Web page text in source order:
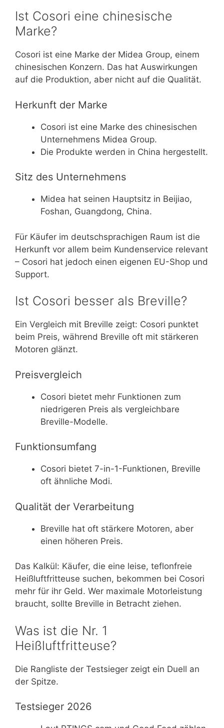
Ist Cosori eine chinesische
Marke?
Cosori ist eine Marke der Midea Group, einem
chinesischen Konzern. Das hat Auswirkungen
auf die Produktion, aber nicht auf die Qualität.
Herkunft der Marke
Cosori ist eine Marke des chinesischen
Unternehmens Midea Group.
Die Produkte werden in China hergestellt.
Sitz des Unternehmens
Midea hat seinen Hauptsitz in Beijiao,
Foshan, Guangdong, China.
Für Käufer im deutschsprachigen Raum ist die
Herkunft vor allem beim Kundenservice relevant
– Cosori hat jedoch einen eigenen EU-Shop und
Support.
Ist Cosori besser als Breville?
Ein Vergleich mit Breville zeigt: Cosori punktet
beim Preis, während Breville oft mit stärkeren
Motoren glänzt.
Preisvergleich
Cosori bietet mehr Funktionen zum
niedrigeren Preis als vergleichbare
Breville-Modelle.
Funktionsumfang
Cosori bietet 7-in-1-Funktionen, Breville
oft ähnliche Modi.
Qualität der Verarbeitung
Breville hat oft stärkere Motoren, aber
einen höheren Preis.
Das Kalkül: Käufer, die eine leise, teflonfreie
Heißluftfritteuse suchen, bekommen bei Cosori
mehr für ihr Geld. Wer maximale Motorleistung
braucht, sollte Breville in Betracht ziehen.
Was ist die Nr. 1
Heißluftfritteuse?
Die Rangliste der Testsieger zeigt ein Duell an
der Spitze.
Testsieger 2026